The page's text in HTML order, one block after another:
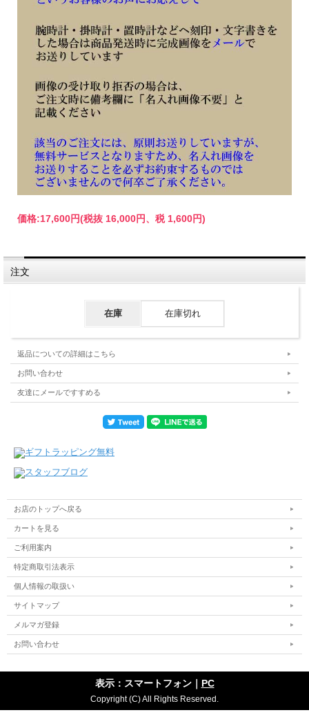
価格:17,600円(税抜 16,000円、税 1,600円)
注文
在庫 在庫切れ
返品についての詳細はこちら
お問い合わせ
友達にメールですすめる
お店のトップへ戻る
カートを見る
ご利用案内
特定商取引法表示
個人情報の取扱い
サイトマップ
メルマガ登録
お問い合わせ
表示：スマートフォン｜ PC
Copyright (C) All Rights Reserved.